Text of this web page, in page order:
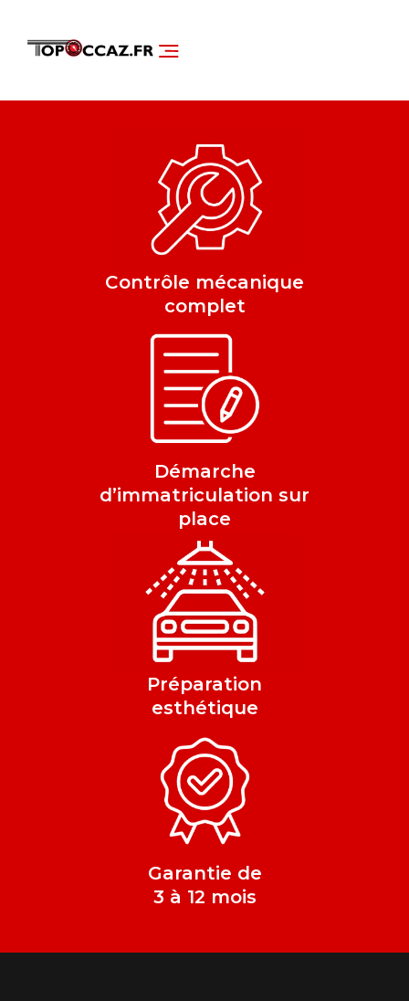
Contrôle mécanique
complet
Démarche
d’immatriculation sur
place
Préparation
esthétique
Garantie de
3 à 12 mois